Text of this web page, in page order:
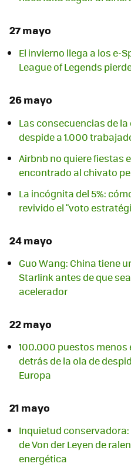
27 mayo
El invierno llega a los e-
League of Legends
26 mayo
Las consecuencias de
despide a 1.000
Airbnb no quiere fiestas
encontrado al chivato
La incógnita del 5%:
revivido el "voto
24 mayo
Guo Wang: China tiene
Starlink antes de que
acelerador
22 mayo
100.000 puestos menos
detrás de la ola de
Europa
21 mayo
Inquietud
de Von der Leyen de
energética